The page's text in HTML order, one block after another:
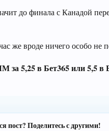
до финала с Канадой
же вроде ничего особо не
за 5,25 в Бет365 или 5,5 в
пост? Поделитесь с другими!